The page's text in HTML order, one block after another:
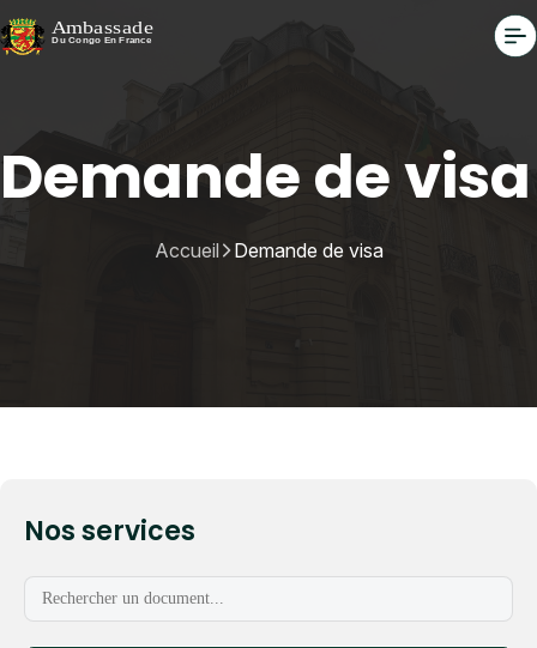
Demande de visa
Accueil Demande de visa
Nos services